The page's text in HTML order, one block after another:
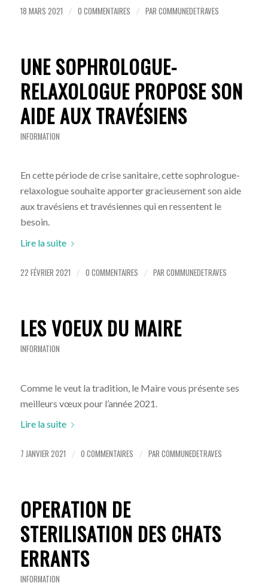
18 MARS 2021 / 0 COMMENTAIRES / PAR COMMUNEDETRAVES
UNE SOPHROLOGUE-
RELAXOLOGUE PROPOSE SON
AIDE AUX TRAVÉSIENS
INFORMATION
En cette période de crise sanitaire, cette sophrologue-
relaxologue souhaite apporter gracieusement son aide
aux travésiens et travésiennes qui en ressentent le
besoin.
Lire la suite
22 FÉVRIER 2021 / 0 COMMENTAIRES / PAR COMMUNEDETRAVES
LES VOEUX DU MAIRE
INFORMATION
Comme le veut la tradition, le Maire vous présente ses
meilleurs vœux pour l’année 2021.
Lire la suite
7 JANVIER 2021 / 0 COMMENTAIRES / PAR COMMUNEDETRAVES
OPERATION DE
STERILISATION DES CHATS
ERRANTS
INFORMATION